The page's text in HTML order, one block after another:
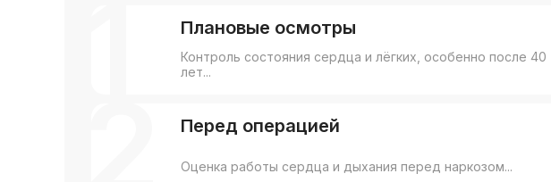
Оценка работы сердца и дыхания перед наркозом...
Перед операцией
Контроль состояния сердца и лёгких, особенно после 40
лет...
Плановые осмотры